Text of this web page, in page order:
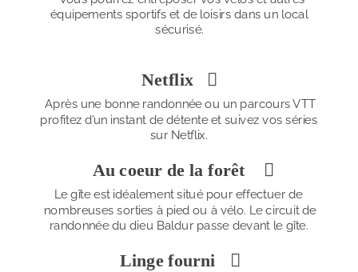
Netflix 
Après une bonne randonnée ou un parcours VTT
profitez d’un instant de détente et suivez vos séries
sur Netflix.
Au coeur de la forêt 
Le gîte est idéalement situé pour effectuer de
nombreuses sorties à pied ou à vélo. Le circuit de
randonnée du dieu Baldur passe devant le gîte.
Linge fourni 
équipements sportifs et de loisirs dans un local
sécurisé.